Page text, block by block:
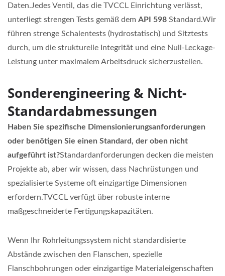
Daten.Jedes Ventil, das die TVCCL Einrichtung verlässt,
unterliegt strengen Tests gemäß dem API 598 Standard.Wir
führen strenge Schalentests (hydrostatisch) und Sitztests
durch, um die strukturelle Integrität und eine Null-Leckage-
Leistung unter maximalem Arbeitsdruck sicherzustellen.
Sonderengineering & Nicht-
Standardabmessungen
Haben Sie spezifische Dimensionierungsanforderungen
oder benötigen Sie einen Standard, der oben nicht
aufgeführt ist?Standardanforderungen decken die meisten
Projekte ab, aber wir wissen, dass Nachrüstungen und
spezialisierte Systeme oft einzigartige Dimensionen
erfordern.TVCCL verfügt über robuste interne
maßgeschneiderte Fertigungskapazitäten.
Wenn Ihr Rohrleitungssystem nicht standardisierte
Abstände zwischen den Flanschen, spezielle
Flanschbohrungen oder einzigartige Materialeigenschaften